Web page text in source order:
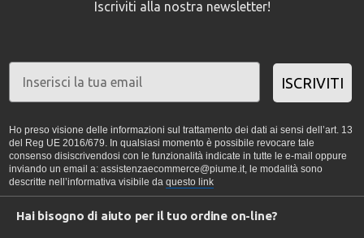
Iscriviti alla nostra newsletter!
ISCRIVITI
Ho preso visione delle informazioni sul trattamento dei dati ai sensi dell’art. 13
del Reg UE 2016/679. In qualsiasi momento è possibile revocare tale
consenso disiscrivendosi con le funzionalità indicate in tutte le e-mail oppure
inviando un email a: assistenzaecommerce@piume.it, le modalità sono
descritte nell’informativa visibile da questo link
Hai bisogno di aiuto per il tuo ordine on-line?